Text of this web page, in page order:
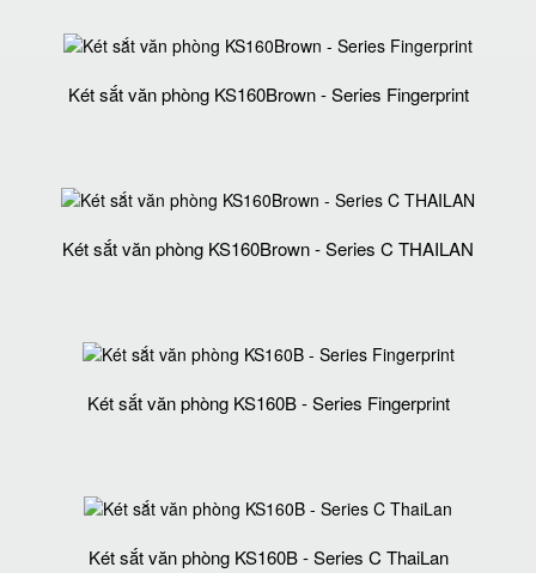
Két sắt văn phòng KS160Brown - Series Fingerprint
Két sắt văn phòng KS160Brown - Series C THAILAN
Két sắt văn phòng KS160B - Series Fingerprint
Két sắt văn phòng KS160B - Series C ThaiLan